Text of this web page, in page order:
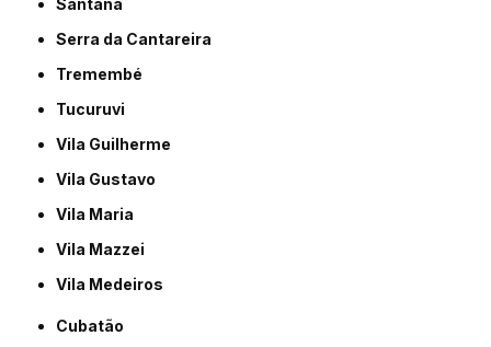
Santana
Serra da Cantareira
Tremembé
Tucuruvi
Vila Guilherme
Vila Gustavo
Vila Maria
Vila Mazzei
Vila Medeiros
Cubatão